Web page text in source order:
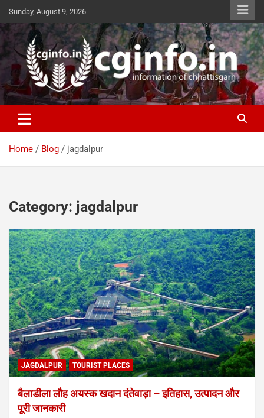
content
Sunday, August 9, 2026
cginfo.in
information of Chhattisgarh
Home Blog jagdalpur
Category: jagdalpur
JAGDALPUR TOURIST PLACES
बैलाडीला लौह अयस्क खदान दंतेवाड़ा – इतिहास, उत्पादन और
पूरी जानकारी